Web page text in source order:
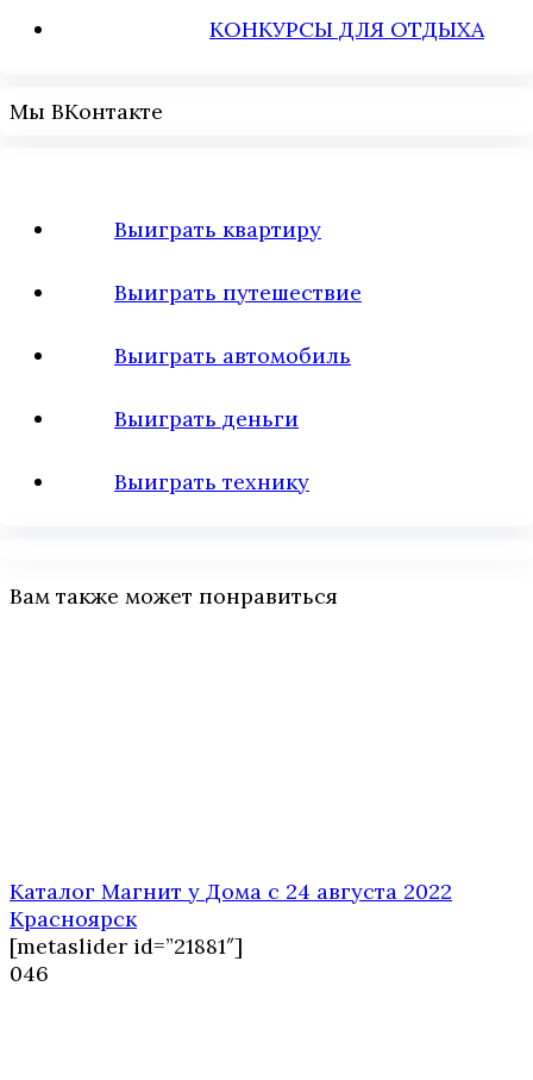
КОНКУРСЫ ДЛЯ ОТДЫХА
Мы ВКонтакте
Выиграть квартиру
Выиграть путешествие
Выиграть автомобиль
Выиграть деньги
Выиграть технику
Вам также может понравиться
Каталог Магнит у Дома с 24 августа 2022
Красноярск
[metaslider id=”21881″]
046